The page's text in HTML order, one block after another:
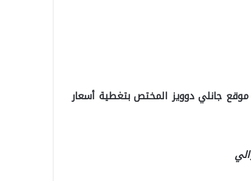
موقع جانلي دوويز المختص بتغطية أسعار